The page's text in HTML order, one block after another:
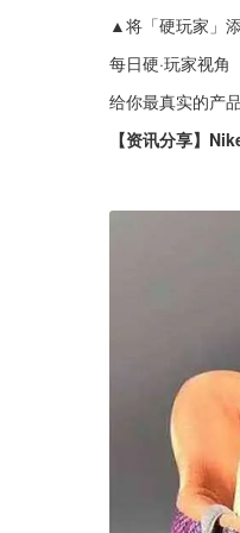
▲将「硬玩家」
每日硬·玩家视角
给你最真实的产
【资讯分享】